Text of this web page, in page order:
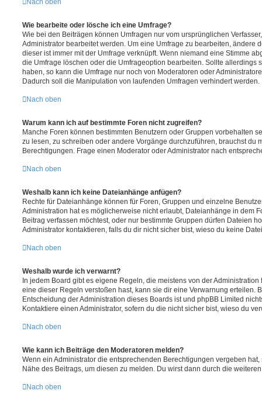
Wie bearbeite oder lösche ich eine Umfrage?
Wie bei den Beiträgen können Umfragen nur vom ursprünglichen
Administrator bearbeitet werden. Um eine Umfrage zu bearbeiten, ändere
dieser ist immer mit der Umfrage verknüpft. Wenn niemand eine Stimme
die Umfrage löschen oder die Umfrageoption bearbeiten. Sollte allerdings
haben, so kann die Umfrage nur noch von Moderatoren oder
Dadurch soll die Manipulation von laufenden Umfragen verhindert werden.
Nach oben
Warum kann ich auf bestimmte Foren nicht zugreifen?
Manche Foren können bestimmten Benutzern oder Gruppen vorbehalten
zu lesen, zu schreiben oder andere Vorgänge durchzuführen, brauchst du
Berechtigungen. Frage einen Moderator oder Administrator nach
Nach oben
Weshalb kann ich keine Dateianhänge anfügen?
Rechte für Dateianhänge können für Foren, Gruppen und einzelne
Administration hat es möglicherweise nicht erlaubt, Dateianhänge in dem
Beitrag verfassen möchtest, oder nur bestimmte Gruppen dürfen Dateien
Administrator kontaktieren, falls du dir nicht sicher bist, wieso du keine
Nach oben
Weshalb wurde ich verwarnt?
In jedem Board gibt es eigene Regeln, die meistens von der
eine dieser Regeln verstoßen hast, kann sie dir eine Verwarnung erteilen.
Entscheidung der Administration dieses Boards ist und phpBB Limited
Kontaktiere einen Administrator, sofern du die nicht sicher bist, wieso du
Nach oben
Wie kann ich Beiträge den Moderatoren melden?
Wenn ein Administrator die entsprechenden Berechtigungen vergeben
Nähe des Beitrags, um diesen zu melden. Du wirst dann durch die
Nach oben